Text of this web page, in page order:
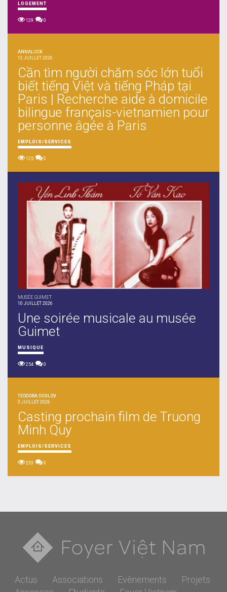
LOGEMENT
129 0
ANNALUCK
12 JUILLET 2026
Cần tìm người chăm sóc lớn tuổi
biết tiếng Việt và tiếng Pháp tại
Paris | Recherche aide à domicile
bilingue français-vietnamien pour
personne âgée à Paris
EMPLOIS/SERVICES
125 0
MUSÉE GUIMET
10 JUILLET 2026
Une soirée musicale au musée
Guimet
MUSIQUE
254 0
TEODORA DOSLOV
3 JUILLET 2026
Casting prochain film de Truong
Minh Quy
EMPLOIS/SERVICES
233 0
Actus Associations Evènements
Projets